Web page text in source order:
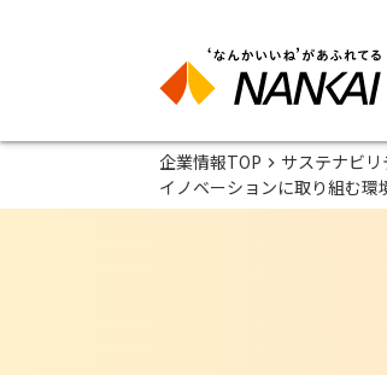
企業情報TOP サステナビリ
イノベーションに取り組む環